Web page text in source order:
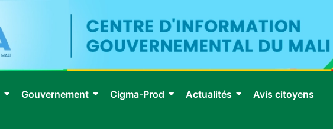
Gouvernement Cigma-Prod Actualités Avis citoyens